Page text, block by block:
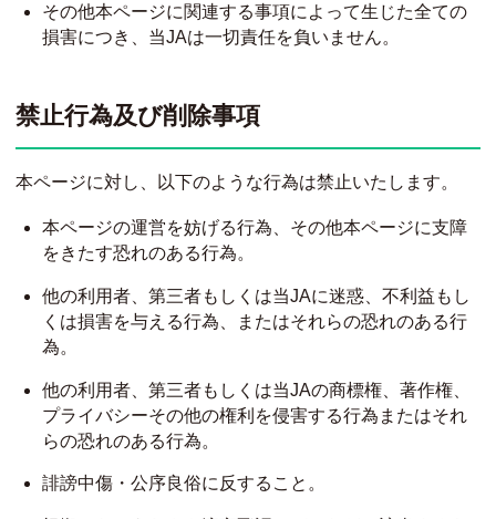
その他本ページに関連する事項によって生じた全ての
損害につき、当JAは一切責任を負いません。
禁止行為及び削除事項
本ページに対し、以下のような行為は禁止いたします。
本ページの運営を妨げる行為、その他本ページに支障
をきたす恐れのある行為。
他の利用者、第三者もしくは当JAに迷惑、不利益もし
くは損害を与える行為、またはそれらの恐れのある行
為。
他の利用者、第三者もしくは当JAの商標権、著作権、
プライバシーその他の権利を侵害する行為またはそれ
らの恐れのある行為。
誹謗中傷・公序良俗に反すること。